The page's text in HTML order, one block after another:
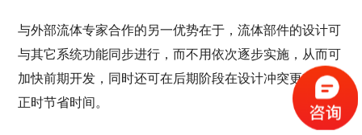
与外部流体专家合作的另一优势在于，流体部件的设计可
与其它系统功能同步进行，而不用依次逐步实施，从而可
加快前期开发，同时还可在后期阶段在设计冲突更难以纠
正时节省时间。